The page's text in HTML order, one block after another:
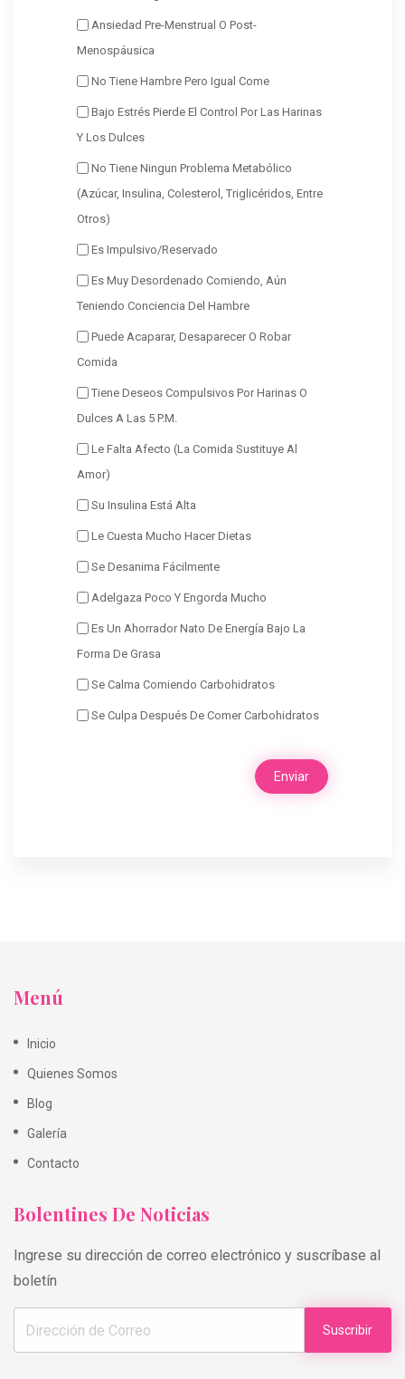
Ansiedad Pre-Menstrual O Post-
Menospáusica
No Tiene Hambre Pero Igual Come
Bajo Estrés Pierde El Control Por Las Harinas
Y Los Dulces
No Tiene Ningun Problema Metabólico
(azúcar, Insulina, Colesterol, Triglicéridos, Entre
Otros)
Es Impulsivo/reservado
Es Muy Desordenado Comiendo, Aún
Teniendo Conciencia Del Hambre
Puede Acaparar, Desaparecer O Robar
Comida
Tiene Deseos Compulsivos Por Harinas O
Dulces A Las 5 P.m.
Le Falta Afecto (la Comida Sustituye Al
Amor)
Su Insulina Está Alta
Le Cuesta Mucho Hacer Dietas
Se Desanima Fácilmente
Adelgaza Poco Y Engorda Mucho
Es Un Ahorrador Nato De Energía Bajo La
Forma De Grasa
Se Calma Comiendo Carbohidratos
Se Culpa Después De Comer Carbohidratos
Enviar
Menú
Inicio
Quienes Somos
Blog
Galería
Contacto
Bolentines De Noticias
Ingrese su dirección de correo electrónico y suscríbase al
boletín
Suscribir